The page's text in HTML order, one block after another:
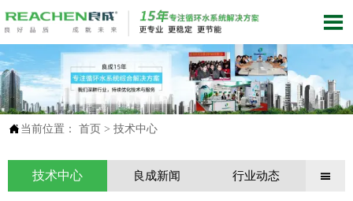

 当前位置： 首页 > 技术中心
技术中心 良成新闻 行业动态 